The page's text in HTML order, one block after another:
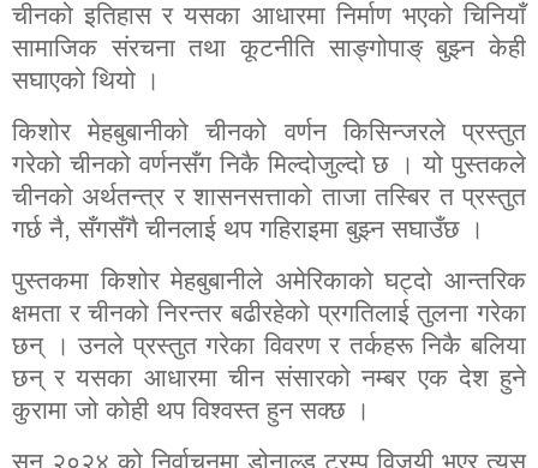
चीनको इतिहास र यसका आधारमा निर्माण भएको चिनियाँ
सामाजिक संरचना तथा कूटनीति साङ्गोपाङ् बुझ्न केही
सघाएको थियो ।
किशोर मेहबुबानीको चीनको वर्णन किसिन्जरले प्रस्तुत
गरेको चीनको वर्णनसँग निकै मिल्दोजुल्दो छ । यो पुस्तकले
चीनको अर्थतन्त्र र शासनसत्ताको ताजा तस्बिर त प्रस्तुत
गर्छ नै,सँगसँगै चीनलाई थप गहिराइमा बुझ्न सघाउँछ ।
पुस्तकमा किशोर मेहबुबानीले अमेरिकाको घट्दो आन्तरिक
क्षमता र चीनको निरन्तर बढीरहेको प्रगतिलाई तुलना गरेका
छन् । उनले प्रस्तुत गरेका विवरण र तर्कहरू निकै बलिया
छन् र यसका आधारमा चीन संसारको नम्बर एक देश हुने
कुरामा जो कोही थप विश्वस्त हुन सक्छ ।
सन् २०२४ को निर्वाचनमा डोनाल्ड ट्रम्प विजयी भएर त्यस